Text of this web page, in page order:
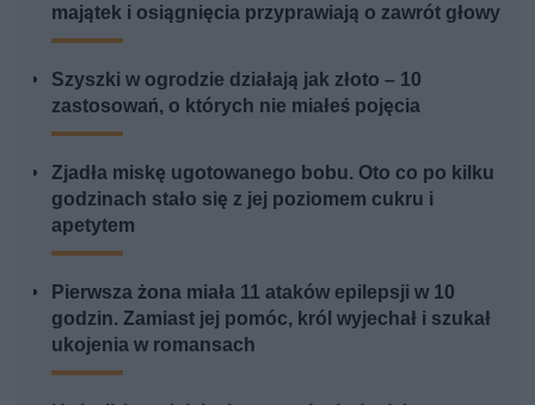
majątek i osiągnięcia przyprawiają o zawrót głowy
Szyszki w ogrodzie działają jak złoto – 10
zastosowań, o których nie miałeś pojęcia
Zjadła miskę ugotowanego bobu. Oto co po kilku
godzinach stało się z jej poziomem cukru i
apetytem
Pierwsza żona miała 11 ataków epilepsji w 10
godzin. Zamiast jej pomóc, król wyjechał i szukał
ukojenia w romansach